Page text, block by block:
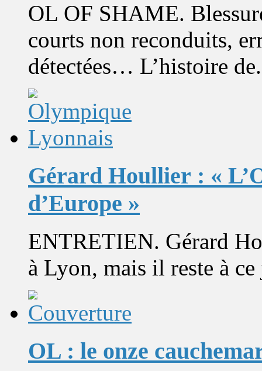
OL OF SHAME.
courts non reconduits,
détectées… L’histoire
Gérard Houllier : «
d’Europe »
ENTRETIEN. Gérard
à Lyon, mais il reste à
OL : le onze